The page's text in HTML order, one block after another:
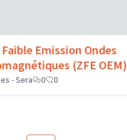
Emission Ondes
(ZFE OEM)
- Sera
0 0